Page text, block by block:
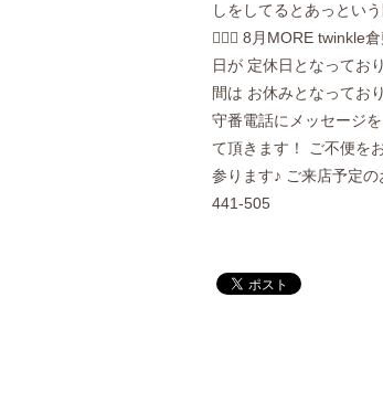
しをしてるとあっとい
💁🏻‍♀️ 8月MORE twinkle
日が 定休日となってお
間は お休みとなってお
守番電話にメッセージ
て頂きます！ ご不便を
参ります♪ ご来店予定
441-505